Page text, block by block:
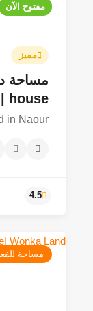
مفتوح الآن
مميز
house | البحر الميت
in Naour.
مساحة